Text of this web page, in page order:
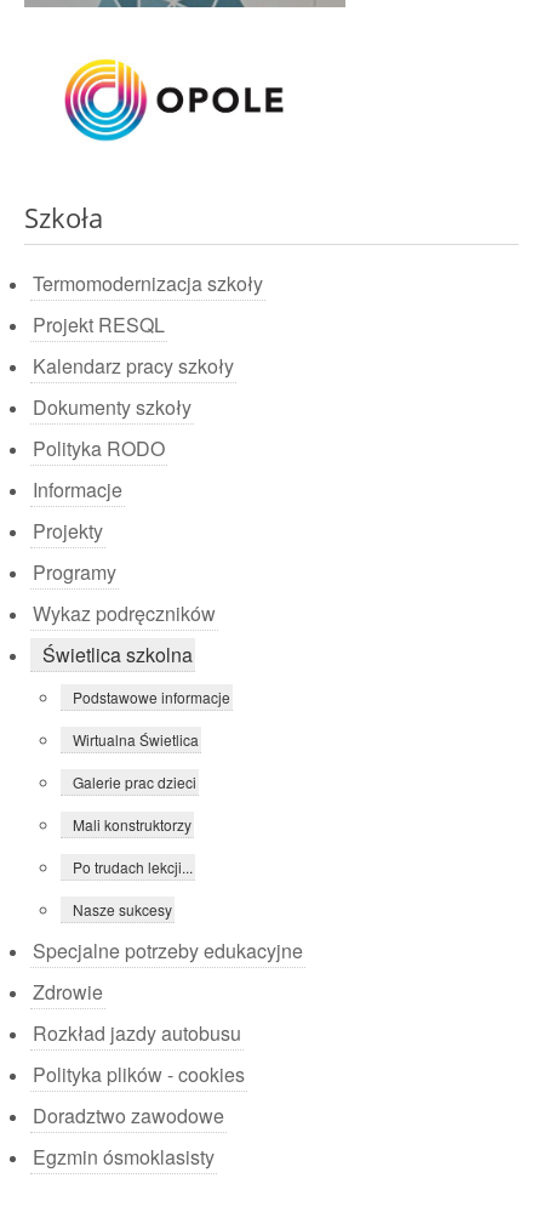
Szkoła
Termomodernizacja szkoły
Projekt RESQL
Kalendarz pracy szkoły
Dokumenty szkoły
Polityka RODO
Informacje
Projekty
Programy
Wykaz podręczników
Świetlica szkolna
Podstawowe informacje
Wirtualna Świetlica
Galerie prac dzieci
Mali konstruktorzy
Po trudach lekcji...
Nasze sukcesy
Specjalne potrzeby edukacyjne
Zdrowie
Rozkład jazdy autobusu
Polityka plików - cookies
Doradztwo zawodowe
Egzmin ósmoklasisty